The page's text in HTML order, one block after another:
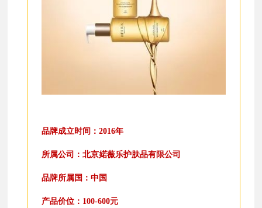
品牌成立时间：2016年
所属公司：北京婼薇乐护肤品有限公司
品牌所属国：中国
产品价位：100-600元